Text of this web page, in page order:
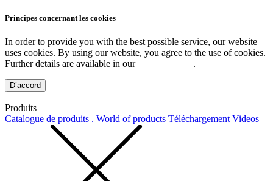
Principes concernant les cookies
In order to provide you with the best possible service, our website
uses cookies. By using our website, you agree to the use of cookies.
Further details are available in our
.
D’accord
Produits
Catalogue de produits . World of products Téléchargement Videos